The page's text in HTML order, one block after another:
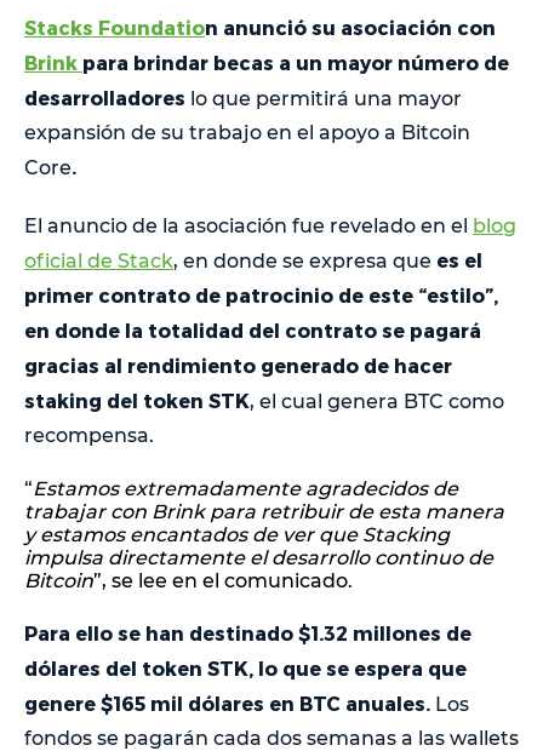
Stacks Foundation anunció su asociación con
Brink para brindar becas a un mayor número de
desarrolladores lo que permitirá una mayor
expansión de su trabajo en el apoyo a Bitcoin
Core.
El anuncio de la asociación fue revelado en el blog
oficial de Stack, en donde se expresa que es el
primer contrato de patrocinio de este “estilo”,
en donde la totalidad del contrato se pagará
gracias al rendimiento generado de hacer
staking del token STK, el cual genera BTC como
recompensa.
“Estamos extremadamente agradecidos de
trabajar con Brink para retribuir de esta manera
y estamos encantados de ver que Stacking
impulsa directamente el desarrollo continuo de
Bitcoin”, se lee en el comunicado.
Para ello se han destinado $1.32 millones de
dólares del token STK, lo que se espera que
genere $165 mil dólares en BTC anuales. Los
fondos se pagarán cada dos semanas a las wallets